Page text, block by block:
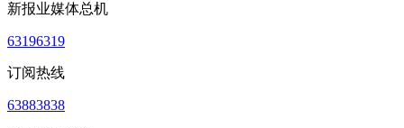
新报业媒体总机
63196319
订阅热线
63883838